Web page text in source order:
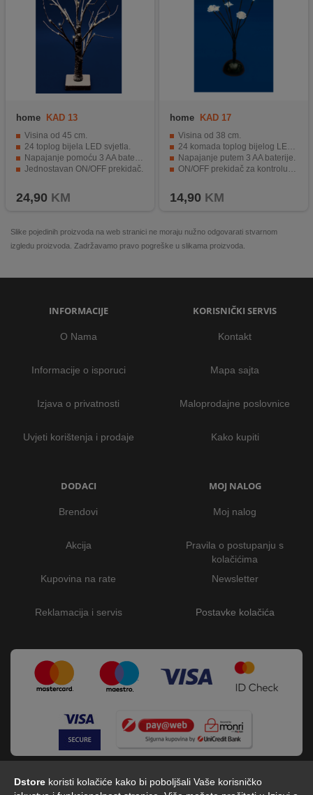
Dstore koristi kolačiće kako bi poboljšali Vaše korisničko
home KAD 13
Visina od 45 cm.
24 toplog bijela LED svjetla.
Napajanje pomoću 3 AA baterije.
Jednostavan ON/OFF prekidač.
24,90 KM
home KAD 17
Visina od 38 cm.
24 komada toplog bijelog LED-a.
Napajanje putem 3 AA baterije.
ON/OFF prekidač za kontrolu svjetlosti.
14,90 KM
Slike pojedinih proizvoda na web stranici ne moraju nužno odgovarati stvarnom
izgledu proizvoda. Zadržavamo pravo pogreške u slikama proizvoda.
INFORMACIJE
O Nama
Informacije o isporuci
Izjava o privatnosti
Uvjeti korištenja i prodaje
KORISNIČKI SERVIS
Kontakt
Mapa sajta
Maloprodajne poslovnice
Kako kupiti
DODACI
Brendovi
Akcija
Kupovina na rate
Reklamacija i servis
MOJ NALOG
Moj nalog
Pravila o postupanju s
kolačićima
Newsletter
Postavke kolačića